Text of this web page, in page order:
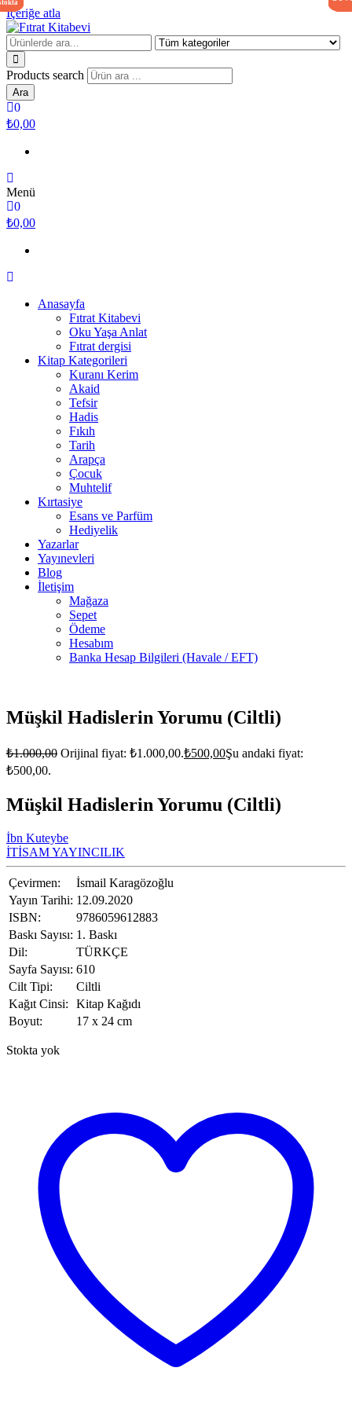
İçeriğe atla
Fıtrat Kitabevi
Oku Yaşa Anlat
Products search
Ara
0
₺0,00
Menü
0
₺0,00
Anasayfa
Fıtrat Kitabevi
Oku Yaşa Anlat
Fıtrat dergisi
Kitap Kategorileri
Kuranı Kerim
Akaid
Tefsir
Hadis
Fıkıh
Tarih
Arapça
Çocuk
Muhtelif
Kırtasiye
Esans ve Parfüm
Hediyelik
Yazarlar
Yayınevleri
Blog
İletişim
Mağaza
Sepet
Ödeme
Hesabım
Banka Hesap Bilgileri (Havale / EFT)
Müşkil Hadislerin Yorumu (Ciltli)
₺1.000,00 Orijinal fiyat: ₺1.000,00.₺500,00Şu andaki fiyat:
₺500,00.
Müşkil Hadislerin Yorumu (Ciltli)
İbn Kuteybe
İTİSAM YAYINCILIK
Çevirmen:
İsmail Karagözoğlu
Yayın Tarihi: 12.09.2020
ISBN:
9786059612883
Baskı Sayısı: 1. Baskı
Dil:
TÜRKÇE
Sayfa Sayısı: 610
Cilt Tipi:
Ciltli
Kağıt Cinsi:
Kitap Kağıdı
Boyut:
17 x 24 cm
Stokta yok
yok
yok